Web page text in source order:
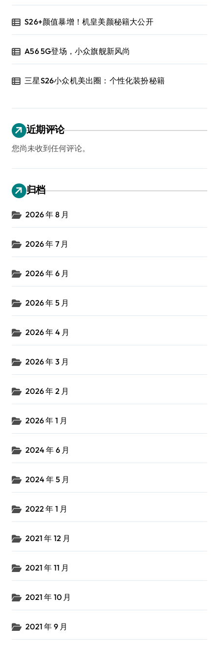
S26+颜值暴增！机皇美颜秘籍大公开
A56 5G登场，小众旗舰新风尚
三星S26小众机美出圈：个性化装扮秘籍
近期评论
您尚未收到任何评论。
归档
2026 年 8 月
2026 年 7 月
2026 年 6 月
2026 年 5 月
2026 年 4 月
2026 年 3 月
2026 年 2 月
2026 年 1 月
2024 年 6 月
2024 年 5 月
2022 年 1 月
2021 年 12 月
2021 年 11 月
2021 年 10 月
2021 年 9 月